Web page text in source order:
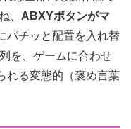
、 ABXYボタンがマ
パチッと配置を入れ替
を、ゲームに合わせ
れる変態的（褒め言葉